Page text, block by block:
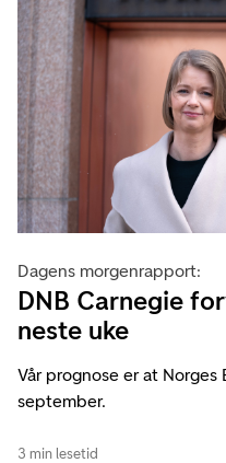
Dagens morgenrapport:
DNB Carnegie
neste uke
Vår prognose er at
september.
3 min lesetid